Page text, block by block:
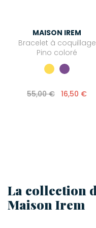
MAISON IREM
Bracelet à coquillage
Pino coloré
55,00 € 16,50 €
La collection
Maison Irem